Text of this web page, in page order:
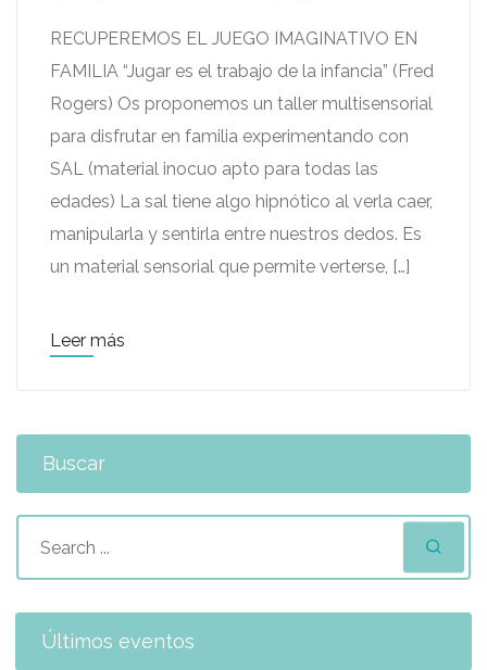
RECUPEREMOS EL JUEGO IMAGINATIVO EN
FAMILIA “Jugar es el trabajo de la infancia” (Fred
Rogers) Os proponemos un taller multisensorial
para disfrutar en familia experimentando con
SAL (material inocuo apto para todas las
edades) La sal tiene algo hipnótico al verla caer,
manipularla y sentirla entre nuestros dedos. Es
un material sensorial que permite verterse, […]
Leer más
Buscar
Últimos eventos